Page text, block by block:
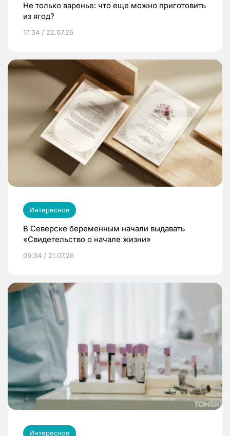
Не только варенье: что еще можно приготовить
из ягод?
17:34 / 22.07.26
Интересное
В Северске беременным начали выдавать
«Свидетельство о начале жизни»
09:34 / 21.07.26
Интересное